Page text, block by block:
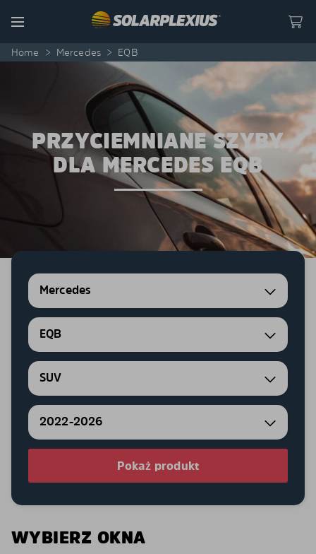
Menu
Home > Mercedes > EQB
PRZYCIEMNIANE SZYBY
DLA MERCEDES EQB
Mercedes
EQB
SUV
2022-2026
Pokaż produkt
WYBIERZ OKNA